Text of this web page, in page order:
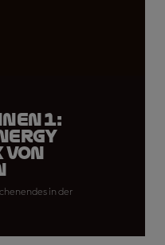
1:
von
in der